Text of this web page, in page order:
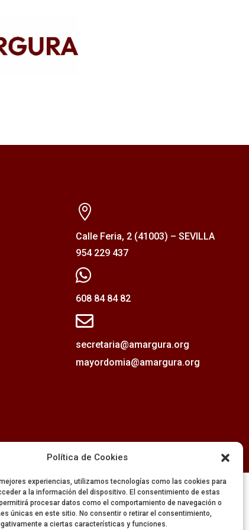
Política de Cookies
experiencias, utilizamos tecnologías como las cookies para
a la información del dispositivo. El consentimiento de estas
procesar datos como el comportamiento de navegación o
únicas en este sitio. No consentir o retirar el consentimiento,
a ciertas características y funciones.

Calle Feria, 2 (41003) – SEVILLA
954 229 437

608 84 84 82

secretaria@amargura.org
mayordomia@amargura.org